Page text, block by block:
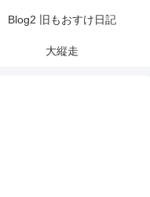
Blog2 旧もおすけ日記
大縦走